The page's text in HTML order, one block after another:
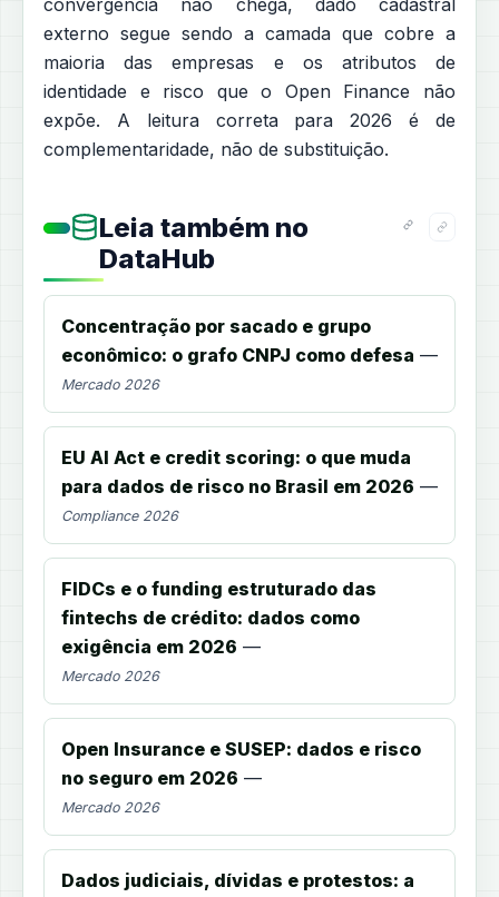
convergência não chega, dado cadastral
externo segue sendo a camada que cobre a
maioria das empresas e os atributos de
identidade e risco que o Open Finance não
expõe. A leitura correta para 2026 é de
complementaridade, não de substituição.
Leia também no
DataHub
Concentração por sacado e grupo
econômico: o grafo CNPJ como defesa —
Mercado 2026
EU AI Act e credit scoring: o que muda
para dados de risco no Brasil em 2026 —
Compliance 2026
FIDCs e o funding estruturado das
fintechs de crédito: dados como
exigência em 2026 —
Mercado 2026
Open Insurance e SUSEP: dados e risco
no seguro em 2026 —
Mercado 2026
Dados judiciais, dívidas e protestos: a